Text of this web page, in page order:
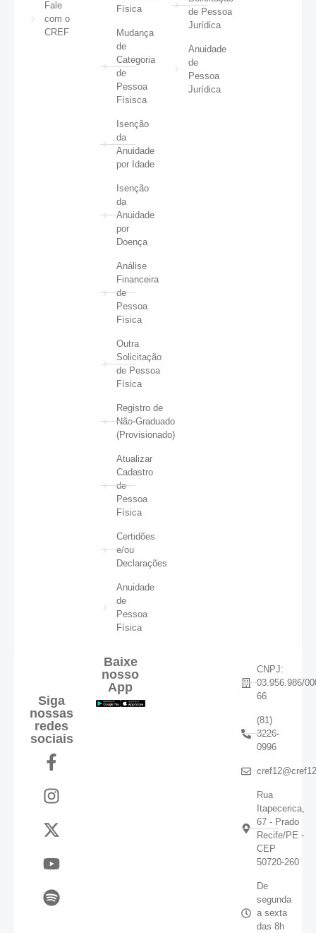
Fale
com o
CREF
Física
Mudança
de
Categoria
de
Pessoa
Físisca
Isenção
da
Anuidade
por Idade
Isenção
da
Anuidade
por
Doença
Análise
Financeira
de
Pessoa
Física
Outra
Solicitação
de Pessoa
Física
Registro de
Não-Graduado
(Provisionado)
Atualizar
Cadastro
de
Pessoa
Física
Certidões
e/ou
Declarações
Anuidade
de
Pessoa
Física
de Pessoa
Jurídica
Anuidade
de
Pessoa
Jurídica
Siga
nossas
redes
sociais
Baixe
nosso
App
CNPJ:
03.956.986/
66
(81)
3226-
0996
Rua
Itapecerica,
67 - Prado
Recife/PE -
CEP
50720-260
De
segunda
a sexta
das 8h